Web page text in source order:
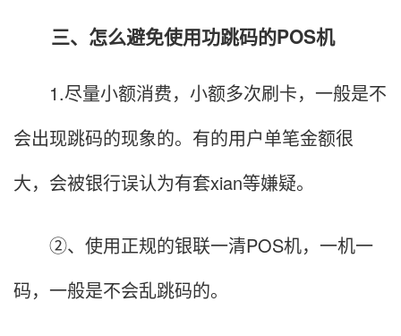
三、怎么避免使用功跳码的POS机
1.尽量小额消费，小额多次刷卡，一般是不
会出现跳码的现象的。有的用户单笔金额很
大，会被银行误认为有套xian等嫌疑。
②、使用正规的银联一清POS机，一机一
码，一般是不会乱跳码的。